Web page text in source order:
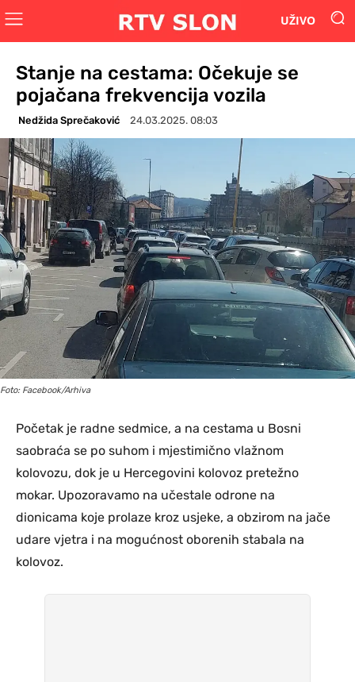
UŽIVO
Stanje na cestama: Očekuje se
pojačana frekvencija vozila
Nedžida Sprečaković 24.03.2025. 08:03
Foto: Facebook/Arhiva
Početak je radne sedmice, a na cestama u Bosni
saobraća se po suhom i mjestimično vlažnom
kolovozu, dok je u Hercegovini kolovoz pretežno
mokar. Upozoravamo na učestale odrone na
dionicama koje prolaze kroz usjeke, a obzirom na jače
udare vjetra i na mogućnost oborenih stabala na
kolovoz.